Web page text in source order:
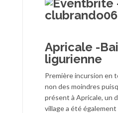
Apricale -
ligurienne
Première incursion en
non des moindres
présent à Apricale, un
village a été